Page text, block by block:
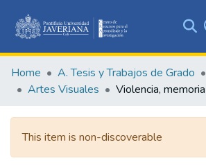
&
Collections
Statistics
Home A. Tesis y Trabajos de Grado
Artes Visuales
This item is non-discoverable